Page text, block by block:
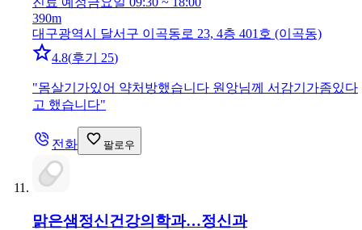
390m
대구광역시 달서구 이곡동로 23, 4층 401호 (이곡동)
4.8(후기 25)
"몸살기가있어 약처방했습니다 원앙님께 서감기가좀있다
고 했습니다"
전화 팔로우
맑은샘정신건강의학과…정신과